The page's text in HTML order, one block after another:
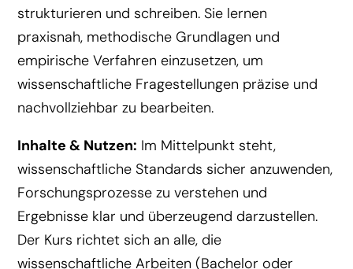
strukturieren und schreiben. Sie lernen
praxisnah, methodische Grundlagen und
empirische Verfahren einzusetzen, um
wissenschaftliche Fragestellungen präzise und
nachvollziehbar zu bearbeiten.
Inhalte & Nutzen: Im Mittelpunkt steht,
wissenschaftliche Standards sicher anzuwenden,
Forschungsprozesse zu verstehen und
Ergebnisse klar und überzeugend darzustellen.
Der Kurs richtet sich an alle, die
wissenschaftliche Arbeiten (Bachelor oder